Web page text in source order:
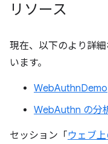
リソース
現在、以下のより詳
います。
WebAuthnDemo
WebAuthn の分
セッション「 ウェブ